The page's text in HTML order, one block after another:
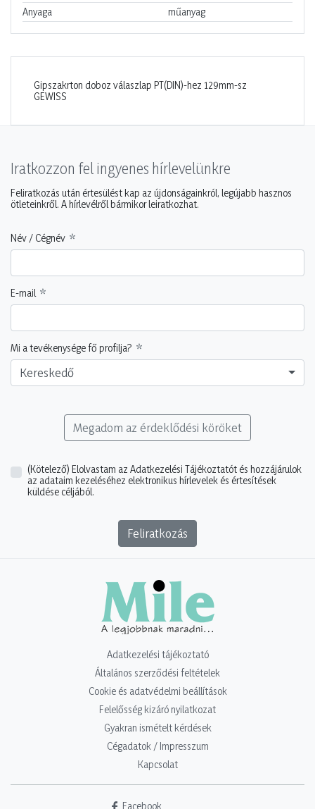
Anyaga
műanyag
Gipszakrton doboz válaszlap PT(DIN)-hez 129mm-sz
GEWISS
Iratkozzon fel ingyenes hírlevelünkre
Feliratkozás után értesülést kap az újdonságainkról, legújabb hasznos
ötleteinkről. A hírlevélről bármikor leiratkozhat.
Név / Cégnév
E-mail
Mi a tevékenysége fő profilja?
Kereskedő
Megadom az érdeklődési köröket
(Kötelező) Elolvastam az Adatkezelési Tájékoztatót és hozzájárulok
az adataim kezeléséhez elektronikus hírlevelek és értesítések
küldése céljából.
Feliratkozás
Adatkezelési tájékoztató
Általános szerződési feltételek
Cookie és adatvédelmi beállítások
Felelősség kizáró nyilatkozat
Gyakran ismételt kérdések
Cégadatok / Impresszum
Kapcsolat
Facebook